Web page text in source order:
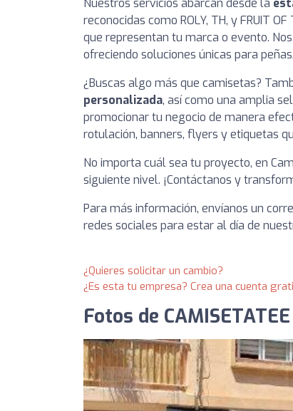
Nuestros servicios abarcan desde la
reconocidas como ROLY, TH, y FRUIT
que representan tu marca o evento.
ofreciendo soluciones únicas para
¿Buscas algo más que camisetas?
personalizada, así como una amplia
promocionar tu negocio de manera
rotulación, banners, flyers y etiquetas
No importa cuál sea tu proyecto, en
siguiente nivel. ¡Contáctanos y
Para más información, envíanos un
redes sociales para estar al día de
¿Quieres solicitar un cambio?
¿Es esta tu empresa? Crea una cuenta
Fotos de CAMISETATEE